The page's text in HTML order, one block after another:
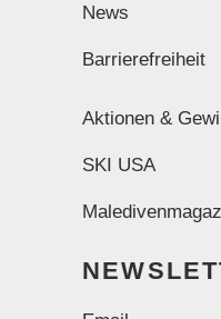
News
Barrierefreiheit
Aktionen &
SKI USA